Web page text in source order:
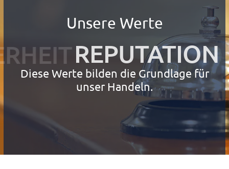
Unsere Werte
SICHERHEIT
Diese Werte bilden die Grundlage für
unser Handeln.